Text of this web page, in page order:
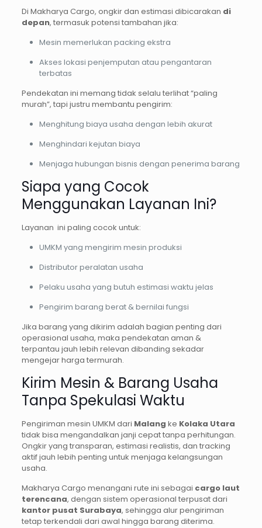
Di Makharya Cargo, ongkir dan estimasi dibicarakan di
depan, termasuk potensi tambahan jika:
Mesin memerlukan packing ekstra
Akses lokasi penjemputan atau pengantaran
terbatas
Pendekatan ini memang tidak selalu terlihat “paling
murah”, tapi justru membantu pengirim:
Menghitung biaya usaha dengan lebih akurat
Menghindari kejutan biaya
Menjaga hubungan bisnis dengan penerima barang
Siapa yang Cocok
Menggunakan Layanan Ini?
Layanan ini paling cocok untuk:
UMKM yang mengirim mesin produksi
Distributor peralatan usaha
Pelaku usaha yang butuh estimasi waktu jelas
Pengirim barang berat & bernilai fungsi
Jika barang yang dikirim adalah bagian penting dari
operasional usaha, maka pendekatan aman &
terpantau jauh lebih relevan dibanding sekadar
mengejar harga termurah.
Kirim Mesin & Barang Usaha
Tanpa Spekulasi Waktu
Pengiriman mesin UMKM dari Malang ke Kolaka Utara
tidak bisa mengandalkan janji cepat tanpa perhitungan.
Ongkir yang transparan, estimasi realistis, dan tracking
aktif jauh lebih penting untuk menjaga kelangsungan
usaha.
Makharya Cargo menangani rute ini sebagai cargo laut
terencana, dengan sistem operasional terpusat dari
kantor pusat Surabaya, sehingga alur pengiriman
tetap terkendali dari awal hingga barang diterima.